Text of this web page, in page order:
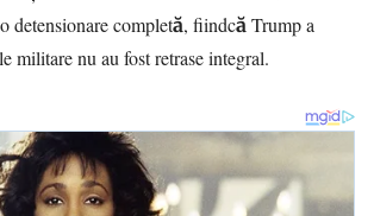
detensionare completă, fiindcă Trump a
militare nu au fost retrase integral.